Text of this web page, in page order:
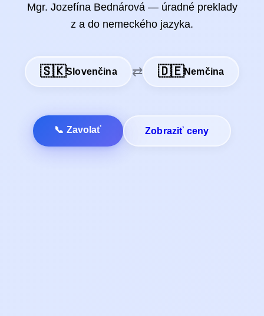
Mgr. Jozefína Bednárová — úradné preklady
z a do nemeckého jazyka.
🇸🇰Slovenčina ⇄ 🇩🇪Nemčina
📞 Zavolať Zobraziť ceny